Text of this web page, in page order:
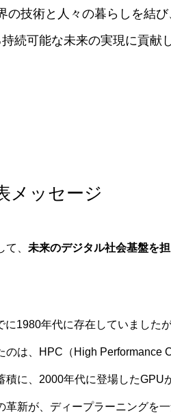
の技術と人々の暮らしを結び
続可能な未来の実現に貢献
メッセージ
、 未来のデジタル社会基盤を
1980年代に存在していました
は、HPC（High Performance
に、2000年代に登場したGPU
新が、ディープラーニングを